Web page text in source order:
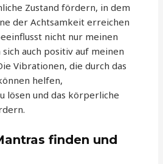
Zustand fördern, in dem
der Achtsamkeit erreichen
nicht nur meinen
auch positiv auf meinen
Vibrationen, die durch das
helfen,
lösen und das körperliche
finden und